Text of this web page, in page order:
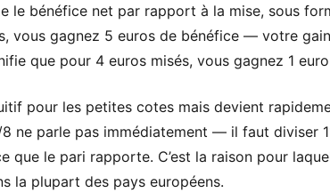
le bénéfice net par rapport à la mise, sous
vous gagnez 5 euros de bénéfice — votre
que pour 4 euros misés, vous gagnez 1
pour les petites cotes mais devient
ne parle pas immédiatement — il faut diviser
que le pari rapporte. C’est la raison pour
la plupart des pays européens.